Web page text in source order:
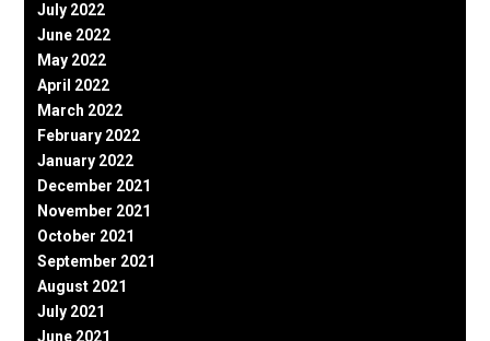
July 2022
June 2022
May 2022
April 2022
March 2022
February 2022
January 2022
December 2021
November 2021
October 2021
September 2021
August 2021
July 2021
June 2021